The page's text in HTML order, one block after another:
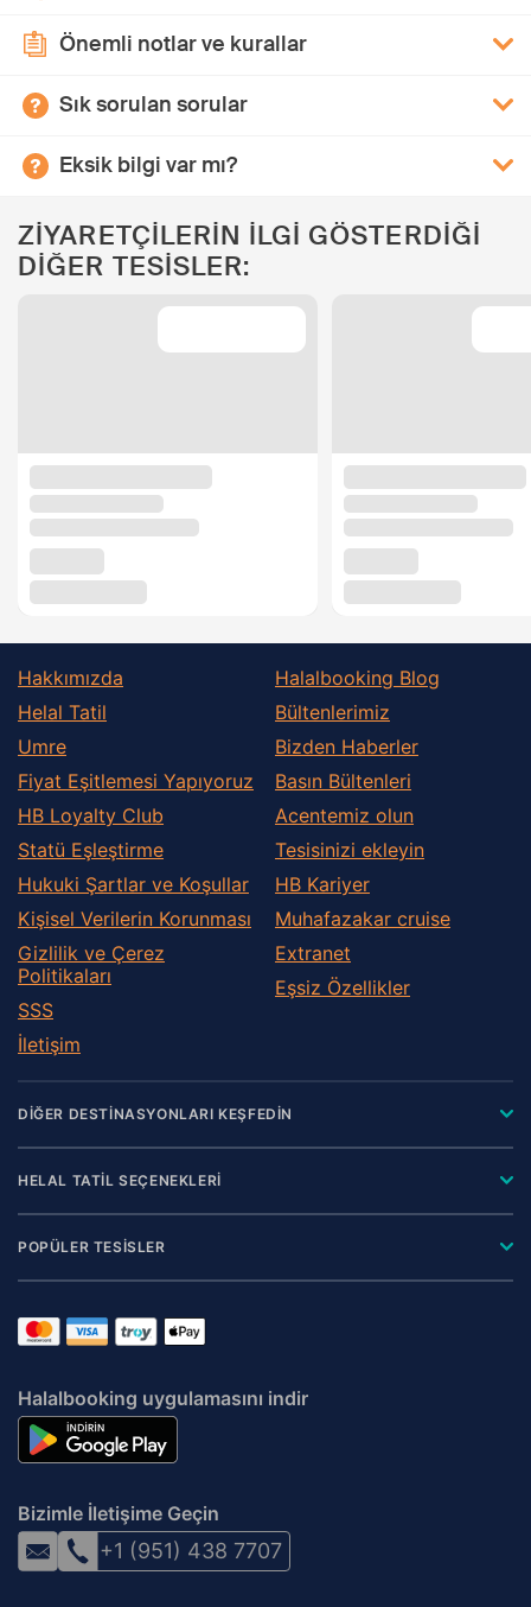
Önemli notlar ve kurallar
Sık sorulan sorular
Eksik bilgi var mı?
ZİYARETÇİLERİN İLGİ GÖSTERDİĞİ
DİĞER TESİSLER:
Hakkımızda
Helal Tatil
Umre
Fiyat Eşitlemesi Yapıyoruz
HB Loyalty Club
Statü Eşleştirme
Hukuki Şartlar ve Koşullar
Kişisel Verilerin Korunması
Gizlilik ve Çerez
Politikaları
SSS
İletişim
Halalbooking Blog
Bültenlerimiz
Bizden Haberler
Basın Bültenleri
Acentemiz olun
Tesisinizi ekleyin
HB Kariyer
Muhafazakar сruise
Extranet
Eşsiz Özellikler
DİĞER DESTİNASYONLARI KEŞFEDİN
HELAL TATİL SEÇENEKLERİ
POPÜLER TESİSLER
Halalbooking uygulamasını indir
Bizimle İletişime Geçin
+1 (951) 438 7707